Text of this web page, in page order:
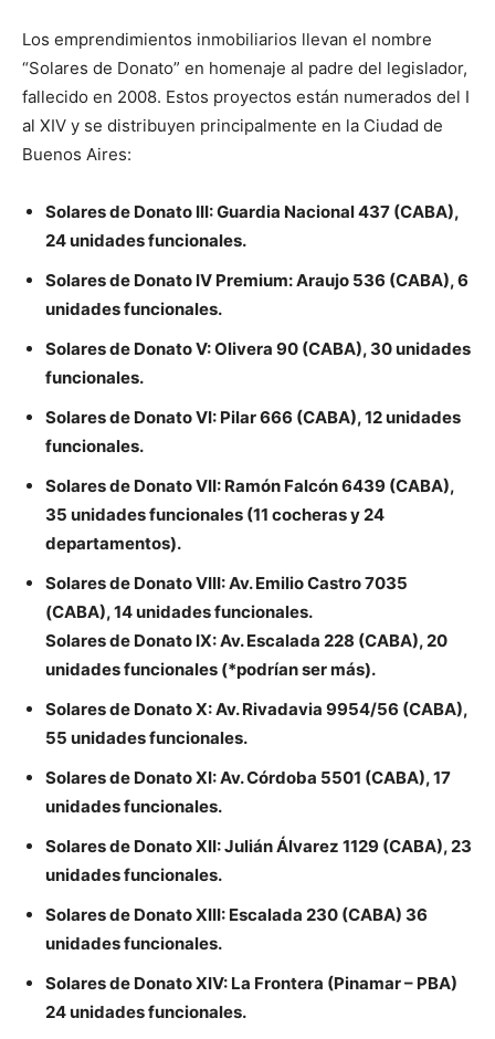
Los emprendimientos inmobiliarios llevan el nombre
“Solares de Donato” en homenaje al padre del legislador,
fallecido en 2008. Estos proyectos están numerados del I
al XIV y se distribuyen principalmente en la Ciudad de
Buenos Aires:
Solares de Donato III: Guardia Nacional 437 (CABA),
24 unidades funcionales.
Solares de Donato IV Premium: Araujo 536 (CABA), 6
unidades funcionales.
Solares de Donato V: Olivera 90 (CABA), 30 unidades
funcionales.
Solares de Donato VI: Pilar 666 (CABA), 12 unidades
funcionales.
Solares de Donato VII: Ramón Falcón 6439 (CABA),
35 unidades funcionales (11 cocheras y 24
departamentos).
Solares de Donato VIII: Av. Emilio Castro 7035
(CABA), 14 unidades funcionales.
Solares de Donato IX: Av. Escalada 228 (CABA), 20
unidades funcionales (*podrían ser más).
Solares de Donato X: Av. Rivadavia 9954/56 (CABA),
55 unidades funcionales.
Solares de Donato XI: Av. Córdoba 5501 (CABA), 17
unidades funcionales.
Solares de Donato XII: Julián Álvarez 1129 (CABA), 23
unidades funcionales.
Solares de Donato XIII: Escalada 230 (CABA) 36
unidades funcionales.
Solares de Donato XIV: La Frontera (Pinamar – PBA)
24 unidades funcionales.